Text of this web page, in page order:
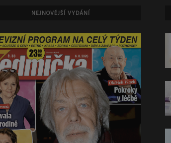
NEJNOVĚJŠÍ VYDÁNÍ